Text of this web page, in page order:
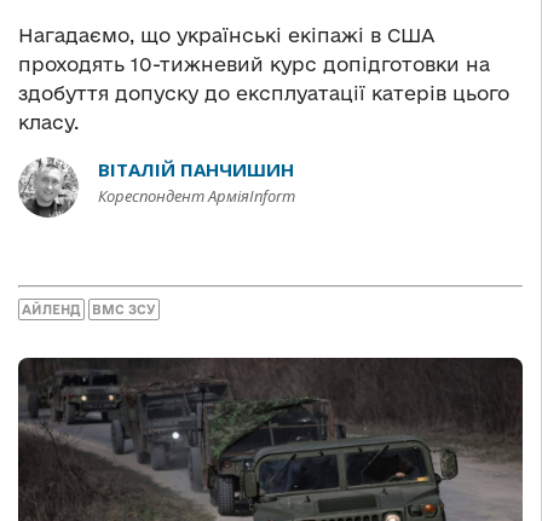
Нагадаємо, що українські екіпажі в США
проходять 10-тижневий курс допідготовки на
здобуття допуску до експлуатації катерів цього
класу.
ВІТАЛІЙ ПАНЧИШИН
Кореспондент АрміяInform
АЙЛЕНД ВМС ЗСУ